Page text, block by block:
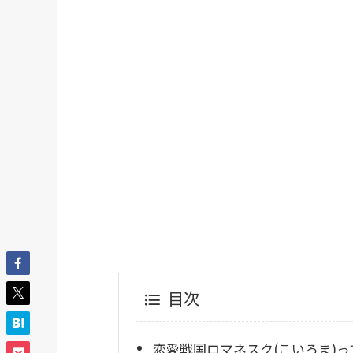
目次
恋愛戦国ロマネスク(こいろま)っ